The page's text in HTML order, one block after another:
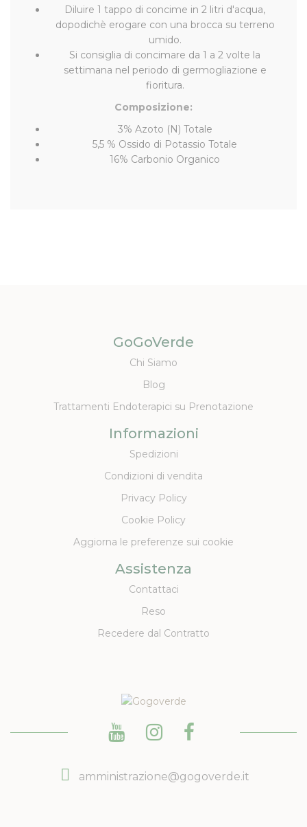
Diluire 1 tappo di concime in 2 litri d'acqua,
dopodichè erogare con una brocca su terreno
umido.
Si consiglia di concimare da 1 a 2 volte la
settimana nel periodo di germogliazione e
fioritura.
Composizione:
3% Azoto (N) Totale
5,5 % Ossido di Potassio Totale
16% Carbonio Organico
GoGoVerde
Chi Siamo
Blog
Trattamenti Endoterapici su Prenotazione
Informazioni
Spedizioni
Condizioni di vendita
Privacy Policy
Cookie Policy
Aggiorna le preferenze sui cookie
Assistenza
Contattaci
Reso
Recedere dal Contratto
amministrazione@gogoverde.it